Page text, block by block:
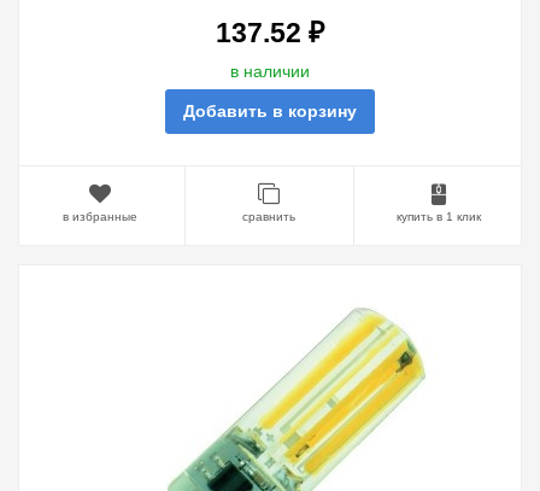
137.52 ₽
в наличии
Добавить в корзину
в избранные сравнить купить в 1 клик